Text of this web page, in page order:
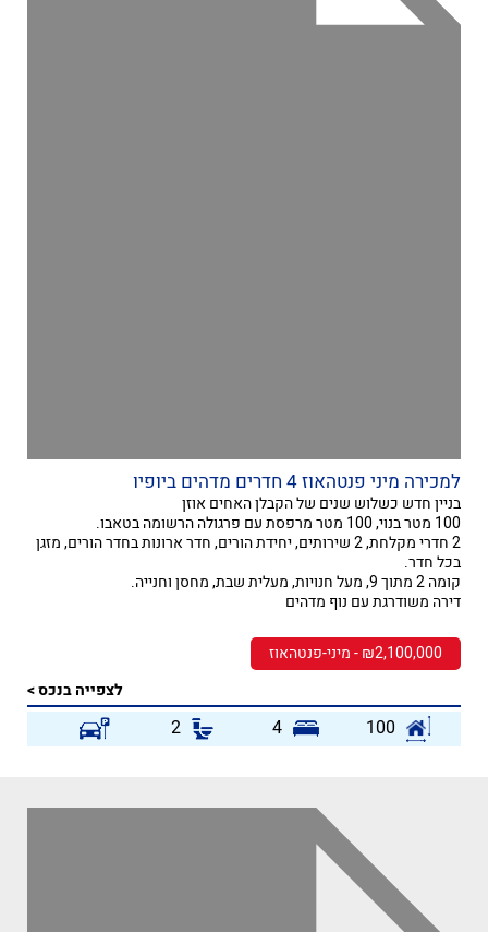
למכירה מיני פנטהאוז 4 חדרים מדהים ביופיו
בניין חדש כשלוש שנים של הקבלן האחים אוזן
100 מטר בנוי, 100 מטר מרפסת עם פרגולה הרשומה בטאבו.
2 חדרי מקלחת, 2 שירותים, יחידת הורים, חדר ארונות בחדר הורים, מזגן
בכל חדר.
קומה 2 מתוך 9, מעל חנויות, מעלית שבת, מחסן וחנייה.
דירה משודרגת עם נוף מדהים
₪2,100,000 - מיני-פנטהאוז
לצפייה בנכס >
100
4
2